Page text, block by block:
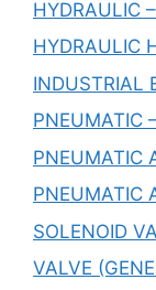
HYDRAULIC
HYDRAULIC
INDUSTRIAL
PNEUMATIC
PNEUMATIC
PNEUMATIC
SOLENOID
VALVE